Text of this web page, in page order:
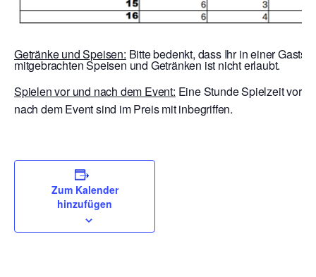
Getränke und Speisen: Bitte bedenkt, dass Ihr in einer
mitgebrachten Speisen und Getränken ist nicht erlaubt.
Spielen vor und nach dem Event: Eine Stunde Spielzeit vor
nach dem Event sind im Preis mit inbegriffen.
Zum Kalender
hinzufügen